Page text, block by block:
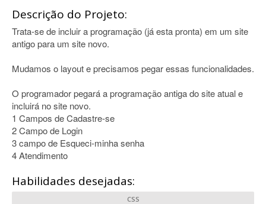
Descrição do Projeto:
Trata-se de incluir a programação (já esta pronta) em um site
antigo para um site novo.
Mudamos o layout e precisamos pegar essas funcionalidades.
O programador pegará a programação antiga do site atual e
incluirá no site novo.
1 Campos de Cadastre-se
2 Campo de Login
3 campo de Esqueci-minha senha
4 Atendimento
Habilidades desejadas:
CSS